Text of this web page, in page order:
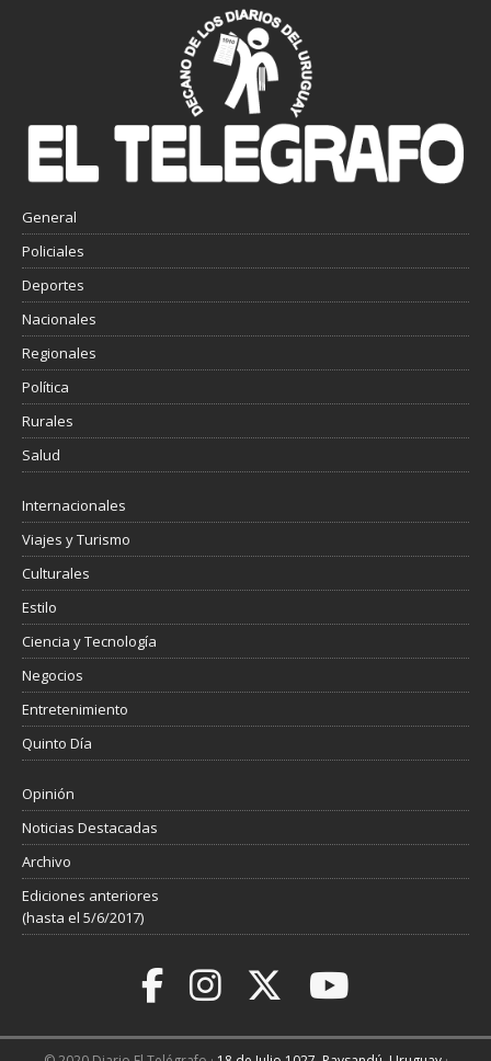
General
Policiales
Deportes
Nacionales
Regionales
Política
Rurales
Salud
Internacionales
Viajes y Turismo
Culturales
Estilo
Ciencia y Tecnología
Negocios
Entretenimiento
Quinto Día
Opinión
Noticias Destacadas
Archivo
Ediciones anteriores
(hasta el 5/6/2017)